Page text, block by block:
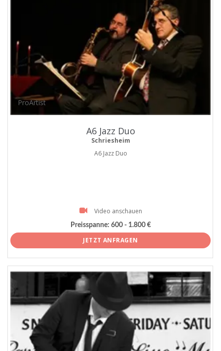
ProArtist
A6 Jazz Duo
Schriesheim
A6 Jazz Duo
Video anschauen
Preisspanne: 600 - 1.800 €
JETZT ANFRAGEN